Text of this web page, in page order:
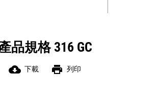
品規格 316 GC
cloud_download 下載 print 列印